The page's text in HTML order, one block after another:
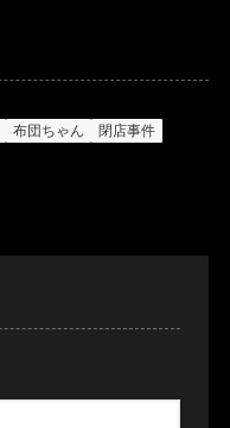
布団ちゃん 閉店事件